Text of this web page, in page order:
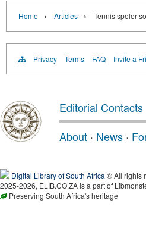
Home › Articles › Tennis speler
Privacy Terms FAQ Invite a
Editorial Contacts
About · News ·
Digital Library of South Africa ® All rights
2025-2026, ELIB.CO.ZA is a part of
Preserving South Africa's heritage